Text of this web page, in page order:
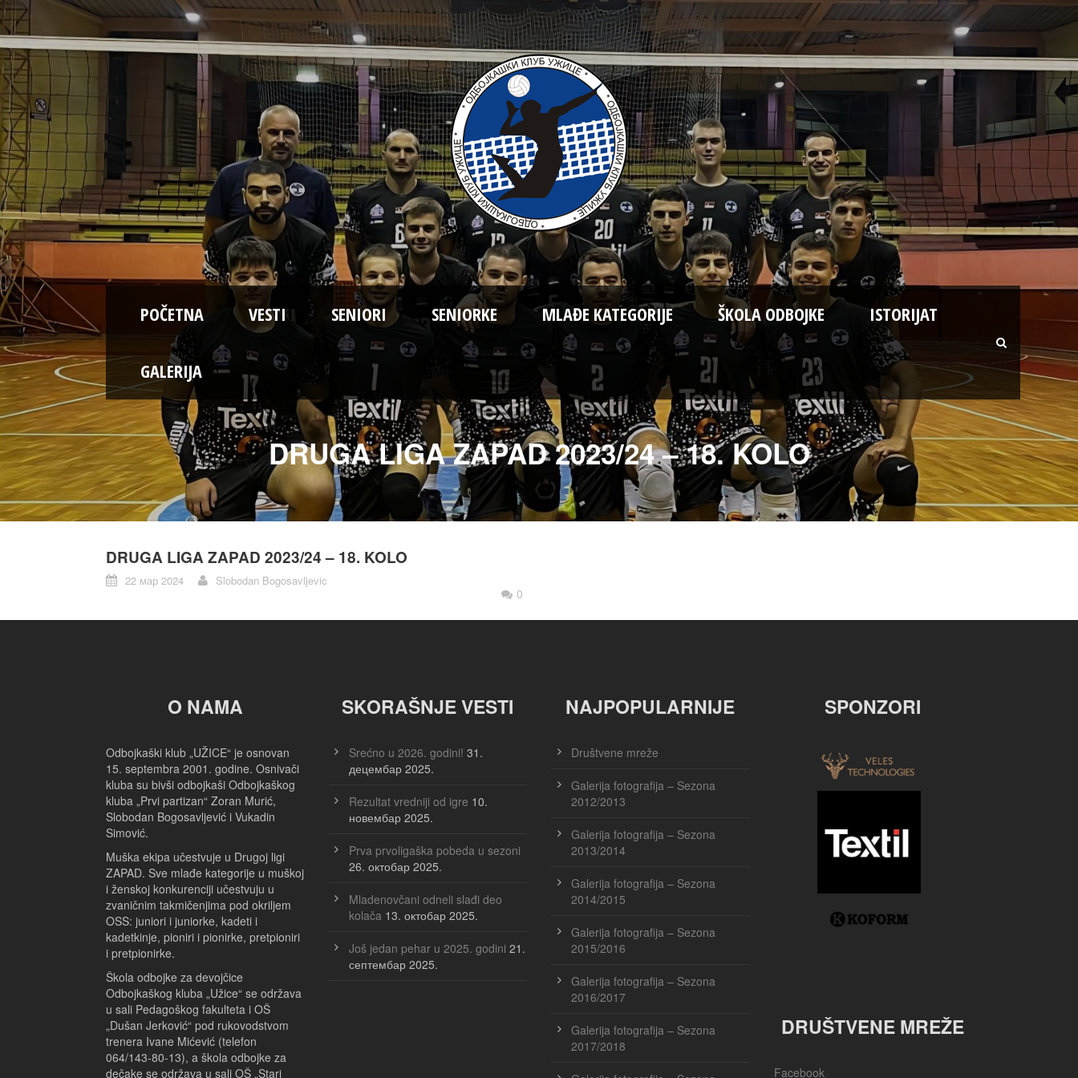
POČETNA VESTI SENIORI SENIORKE MLAĐE KATEGORIJE ŠKOLA ODBOJKE ISTORIJAT
GALERIJA
DRUGA LIGA ZAPAD 2023/24 – 18. KOLO
DRUGA LIGA ZAPAD 2023/24 – 18. KOLO
22 мар 2024 Slobodan Bogosavljevic
0
O NAMA
Odbojkaški klub „UŽICE“ je osnovan
15. septembra 2001. godine. Osnivači
kluba su bivši odbojkaši Odbojkaškog
kluba „Prvi partizan“ Zoran Murić,
Slobodan Bogosavljević i Vukadin
Simović.
Muška ekipa učestvuje u Drugoj ligi
ZAPAD. Sve mlađe kategorije u muškoj
i ženskoj konkurenciji učestvuju u
zvaničnim takmičenjima pod okriljem
OSS: juniori i juniorke, kadeti i
kadetkinje, pioniri i pionirke, pretpioniri
i pretpionirke.
Škola odbojke za devojčice
Odbojkaškog kluba „Užice“ se održava
u sali Pedagoškog fakulteta i OŠ
„Dušan Jerković“ pod rukovodstvom
trenera Ivane Mićević (telefon
064/143-80-13), a škola odbojke za
dečake se održava u sali OŠ „Stari
SKORAŠNJE VESTI
Srećno u 2026. godini! 31.
децембар 2025.
Rezultat vredniji od igre 10.
новембар 2025.
Prva prvoligaška pobeda u sezoni
26. октобар 2025.
Mladenovčani odneli slađi deo
kolača 13. октобар 2025.
Još jedan pehar u 2025. godini 21.
септембар 2025.
NAJPOPULARNIJE
Društvene mreže
Galerija fotografija – Sezona
2012/2013
Galerija fotografija – Sezona
2013/2014
Galerija fotografija – Sezona
2014/2015
Galerija fotografija – Sezona
2015/2016
Galerija fotografija – Sezona
2016/2017
Galerija fotografija – Sezona
2017/2018
SPONZORI
DRUŠTVENE MREŽE
Facebook